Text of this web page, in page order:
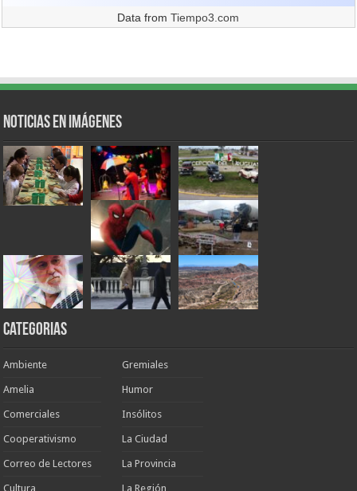
Data fromTiempo3.com
Noticias en Imágenes
Categorias
Ambiente
Amelia
Comerciales
Cooperativismo
Correo de Lectores
Cultura
Gremiales
Humor
Insólitos
La Ciudad
La Provincia
La Región